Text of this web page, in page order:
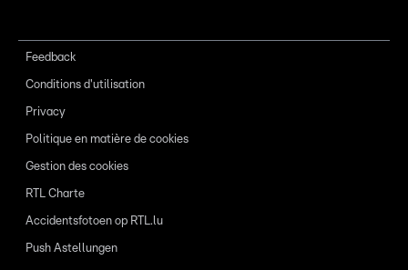
Feedback
Conditions d'utilisation
Privacy
Politique en matière de cookies
Gestion des cookies
RTL Charte
Accidentsfotoen op RTL.lu
Push Astellungen